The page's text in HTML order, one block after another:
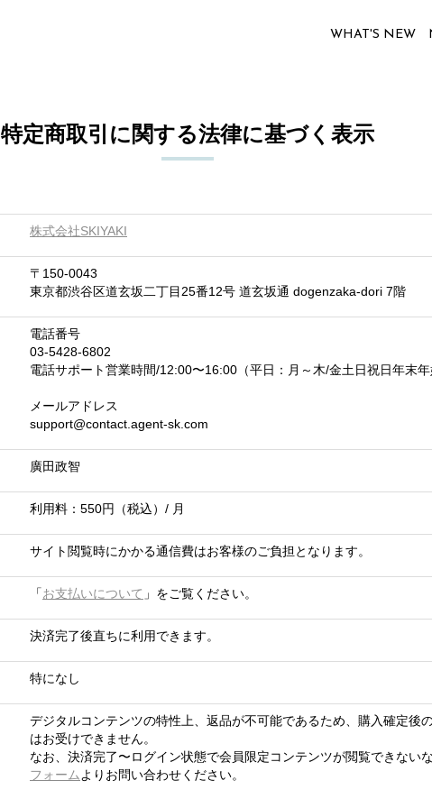
WHAT'S NEW
特定商取引に関する法律に基づく表示
株式会社SKIYAKI
〒150-0043
東京都渋谷区道玄坂二丁目25番12号 道玄坂通 dogenzaka-dori 7階
電話番号
03-5428-6802
電話サポート営業時間/12:00〜16:00（平日：月～木/金土日祝日年末年
メールアドレス
support@contact.agent-sk.com
廣田政智
利用料：550円（税込）/ 月
サイト閲覧時にかかる通信費はお客様のご負担となります。
「お支払いについて 」をご覧ください。
決済完了後直ちに利用できます。
特になし
デジタルコンテンツの特性上、返品が不可能であるため、購入確定後
はお受けできません。
なお、決済完了〜ログイン状態で会員限定コンテンツが閲覧できないな
フォーム よりお問い合わせください。